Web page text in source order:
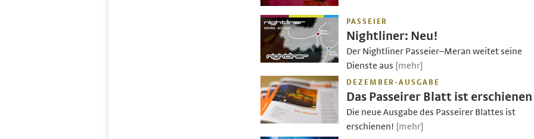
PASSEIER
Nightliner: Neu!
Der Nightliner Passeier–Meran weitet seine
Dienste aus [mehr]
DEZEMBER-AUSGABE
Das Passeirer Blatt ist erschienen
Die neue Ausgabe des Passeirer Blattes ist
erschienen! [mehr]